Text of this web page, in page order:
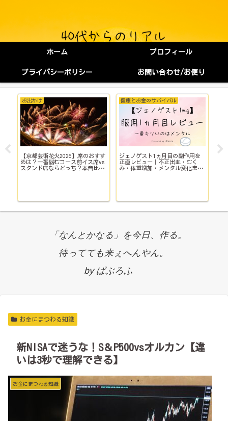
ホーム プロフィール
プライバシーポリシー お問い合わせ/お便り
お出かけ
【京都芸術花火2026】席のおすす
めは？一番悩むコース前イス席vs
スタンド席ならどっち？本音比
健康とお金のサバイバル
ジェノゲスト1ヵ月目の副作用を
正直レビュー｜不正出血・むく
み・体重増加・メンタル変化まで
「なんとかなる」を今日、作る。
待ってても来ぇへんやん。
by ぱぶろふ
お金にまつわる知識
新NISAで迷うな！S＆P500vsオルカン【違
いは3秒で理解できる】
お金にまつわる知識